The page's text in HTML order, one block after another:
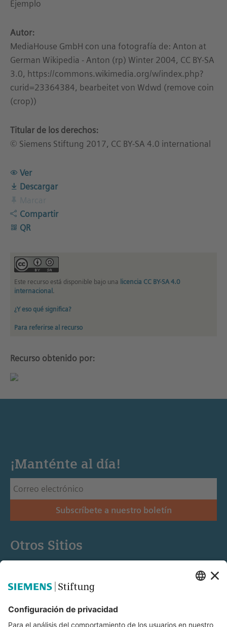
Ejemplo
Autor:
MediaHouse GmbH con una fotografía de: Anton at
German Wikipedia - Anton (rp) Winter 2004, CC BY-SA
3.0, https://commons.wikimedia.org/w/index.php?
curid=23364384, bearbeitet von Wdwd (remove coin
(crop))
Titular de los derechos:
© Siemens Stiftung 2017, CC BY-SA 4.0 international
Ver
Descargar
Compartir
QR
Este recurso está disponible bajo una licencia CC BY-SA 4.0
internacional .
¿Y eso qué significa?
Para referirse al recurso
Recurso obtenido por:
¡Manténte al día!
Subscríbete a nuestro boletín
Otros Sitios
Educación STEM
Mediaportal